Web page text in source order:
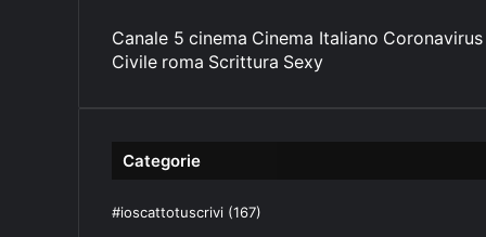
Canale 5 cinema Cinema Italiano Coronavirus
Civile roma Scrittura Sexy
Categorie
#ioscattotuscrivi (167)